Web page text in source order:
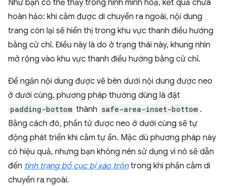
Như bạn có thể thấy trong hình minh hoạ, kết quả chưa
hoàn hảo: khi cằm được di chuyển ra ngoài, nội dung
trang còn lại sẽ hiển thị trong khu vực thanh điều hướng
bằng cử chỉ. Điều này là do ở trạng thái này, khung nhìn
mở rộng vào khu vực thanh điều hướng bằng cử chỉ.
Để ngăn nội dung được vẽ bên dưới nội dung được neo
ở dưới cùng, phương pháp thường dùng là đặt
padding-bottom thành safe-area-inset-bottom .
Bằng cách đó, phần tử được neo ở dưới cùng sẽ tự
động phát triển khi cằm tự ẩn. Mặc dù phương pháp này
có hiệu quả, nhưng bạn không nên sử dụng vì nó sẽ dẫn
đến tình trạng bố cục bị xáo trộntrong khi phần cằm di
chuyển ra ngoài.